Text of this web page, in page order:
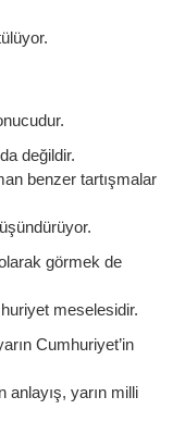
değildir.
benzer tartışmalar
görmek de
meselesidir.
Cumhuriyet’in
anlayış, yarın milli